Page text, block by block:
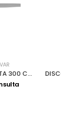
LIMA C/CABO CHATA 300 CUT3 PF1122